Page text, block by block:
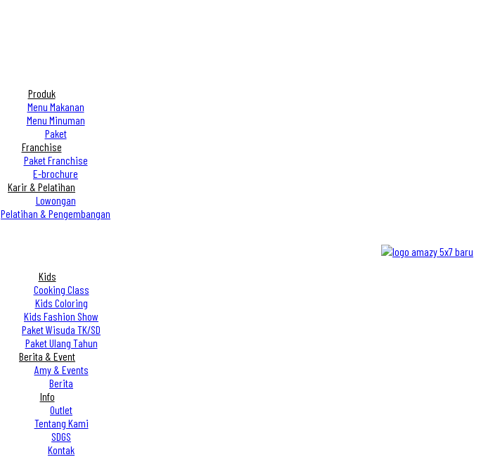
Produk
Menu Makanan
Menu Minuman
Paket
Franchise
Paket Franchise
E-brochure
Karir & Pelatihan
Lowongan
Pelatihan & Pengembangan
Kids
Cooking Class
Kids Coloring
Kids Fashion Show
Paket Wisuda TK/SD
Paket Ulang Tahun
Berita & Event
Amy & Events
Berita
Info
Outlet
Tentang Kami
SDGS
Kontak